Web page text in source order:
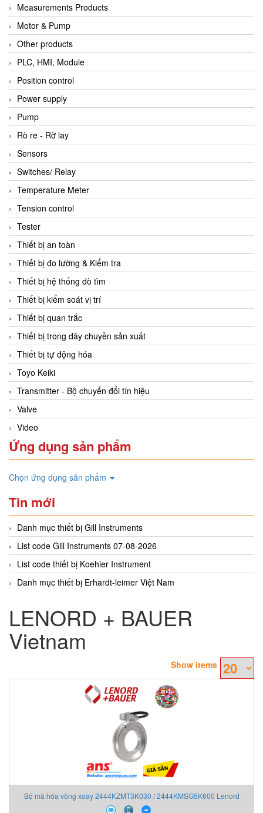
Measurements Products
Motor & Pump
Other products
PLC, HMI, Module
Position control
Power supply
Pump
Rò re - Rờ lay
Sensors
Switches/ Relay
Temperature Meter
Tension control
Tester
Thiết bị an toàn
Thiết bị đo lường & Kiểm tra
Thiết bị hệ thống dò tìm
Thiết bị kiểm soát vị trí
Thiết bị quan trắc
Thiết bị trong dây chuyền sản xuất
Thiết bị tự động hóa
Toyo Keiki
Transmitter - Bộ chuyển đổi tín hiệu
Valve
Video
Ứng dụng sản phẩm
Chọn ứng dụng sản phẩm
Tin mới
Danh mục thiết bị Gill Instruments
List code Gill Instruments 07-08-2026
List code thiết bị Koehler Instrument
Danh mục thiết bị Erhardt-leimer Việt Nam
LENORD + BAUER
Vietnam
Show items
Bộ mã hóa vòng xoay 2444KZMT3K030 / 2444KMSG5K600 Lenord